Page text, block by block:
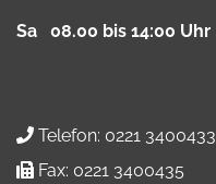
Sa 08.00 bis 14:00 Uhr
Telefon: 0221 3400433
Fax: 0221 3400435